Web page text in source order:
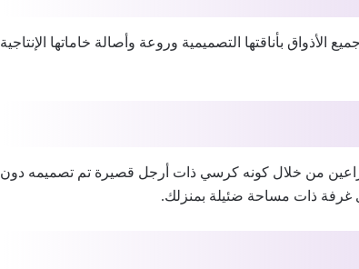
بأناقتها التصميمية وروعة وأصالة خاماتها الإنتاجية
من خلال كونه كرسي ذات أرجل قصيرة تم تصميمه دون
غرفة ذات مساحة ضئيلة بمنزلك.